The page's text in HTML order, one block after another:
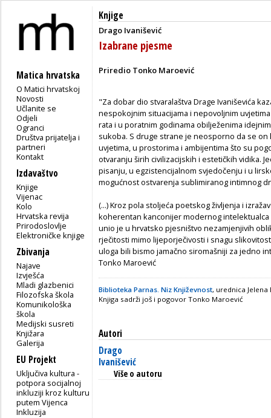
Matica hrvatska
O Matici hrvatskoj
Novosti
Učlanite se
Odjeli
Ogranci
Društva prijatelja i
partneri
Kontakt
Izdavaštvo
Knjige
Vijenac
Kolo
Hrvatska revija
Prirodoslovlje
Elektroničke knjige
Zbivanja
Najave
Izvješća
Mladi glazbenici
Filozofska škola
Komunikološka
škola
Medijski susreti
Knjižara
Galerija
EU Projekt
Uključiva kultura -
potpora socijalnoj
inkluziji kroz kulturu
putem Vijenca
Inkluzija
Knjige
Drago Ivanišević
Izabrane pjesme
Priredio Tonko Maroević
"Za dobar dio stvaralaštva Drage Ivaniševića
nespokojnim situacijama i nepovoljnim
rata i u poratnim godinama obilježenima
sukoba. S druge strane je neosporno da se
uvjetima, u prostorima i ambijentima što su
otvaranju širih civilizacijskih i estetičkih vidika.
pisanju, u egzistencijalnom svjedočenju i u
mogućnost ostvarenja sublimiranog intimnog
(...) Kroz pola stoljeća poetskog življenja i
koherentan kanconijer modernog
unio je u hrvatsko pjesništvo nezamjenjivih
rječitosti mimo lijeporječivosti i snagu
uloga bili bismo jamačno siromašniji za jedno
Tonko Maroević
Biblioteka Parnas. Niz Književnost, urednica
Knjiga sadrži još i pogovor Tonko Maroević
Autori
Drago
Ivanišević
Više o autoru